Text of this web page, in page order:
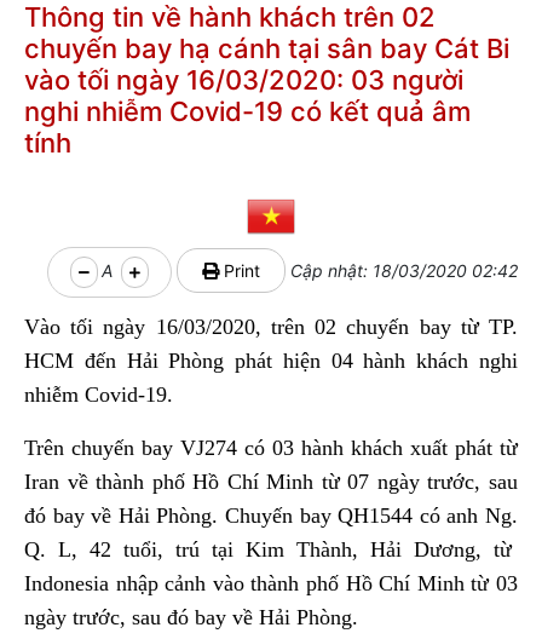
Thông tin về hành khách trên 02
chuyến bay hạ cánh tại sân bay Cát Bi
vào tối ngày 16/03/2020: 03 người
nghi nhiễm Covid-19 có kết quả âm
tính
A Print Cập nhật: 18/03/2020 02:42
Vào tối ngày 16/03/2020, trên02chuyến bay từTP.
HCM đến Hải Phòng phát hiện 04 hành khách nghi
nhiễm Covid-19.
Trên chuyến bay VJ274 có 03 hành khách xuất phát từ
Iran về thành phố Hồ Chí Minh từ 07 ngày trước, sau
đó bay về Hải Phòng. Chuyến bayQH1544 cóanh Ng.
Q. L, 42 tuổi, trú tại Kim Thành, Hải Dương, từ
Indonesia nhập cảnh vào thành phố Hồ Chí Minh từ 03
ngày trước, sau đó bay về Hải Phòng.